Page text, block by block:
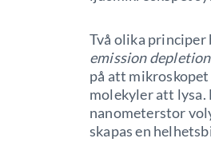
Två olika principer
emission
på att
molekyler att lysa.
nanometerstor
skapas en